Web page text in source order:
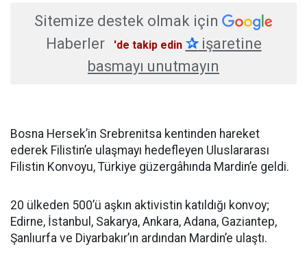
Sitemize destek olmak için
Haberler
'de takip edin ✰işaretine
basmayı unutmayın
Bosna Hersek’in Srebrenitsa kentinden hareket
ederek Filistin’e ulaşmayı hedefleyen Uluslararası
Filistin Konvoyu, Türkiye güzergâhında Mardin’e geldi.
20 ülkeden 500’ü aşkın aktivistin katıldığı konvoy;
Edirne, İstanbul, Sakarya, Ankara, Adana, Gaziantep,
Şanlıurfa ve Diyarbakır’ın ardından Mardin’e ulaştı.